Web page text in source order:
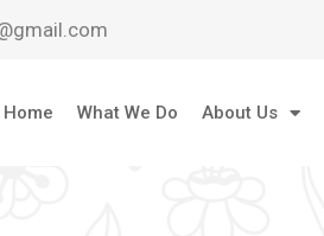
Home What We Do About Us